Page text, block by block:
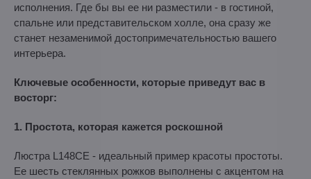
исполнения. Где бы вы ее ни разместили - в гостиной,
спальне или представительском холле, она сразу же
станет незаменимой достопримечательностью вашего
интерьера.
Ключевые особенности, которые приведут вас в
восторг:
1. Простота, которая кажется роскошной
Люстра L148CE - идеальный пример красоты простоты.
Ее шесть стеклянных рожков выполнены с акцентом на